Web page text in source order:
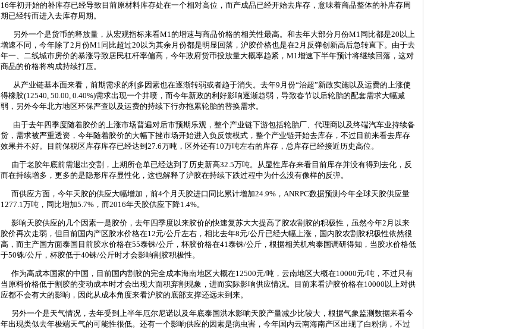
16年初开始的补库存已经导致目前原材料库存处在一个相对高位，而产成品已经开始去库存，意味着商品整体的补库存周
期已经转而进入去库存周期。
另外一个是货币的释放量，从宏观指标来看M1的增速与商品价格的相关性最高。和去年大部分月份M1同比都是20以上
增速不同，今年除了2月份M1同比超过20以为其余月份都是明显回落，沪胶价格也是在2月反弹创新高后急转直下。由于去
年一、二线城市房价的暴涨导致居民杠杆率偏高，今年政府货币投放量大概率趋紧，M1增速下半年预计将继续回落，这对
商品的价格将构成持续打压。
从产业链基本面来看，前期需求的利多因素也在逐渐转弱或者趋于消失。去年9月份“治超”新政实施以及运费的上涨使
得橡胶(12540, 50.00, 0.40%)需求出现一个井喷，而今年新政的利好影响逐渐趋弱，导致春节以后轮胎的配套需求大幅减
弱，另外今年北方地区环保严查以及运费的持续下行亦拖累轮胎的替换需求。
由于去年四季度随着胶价的上涨市场普遍对后市预期乐观，整个产业链下游包括轮胎厂、代理商以及终端汽车业持续备
货，需求被严重透资，今年随着胶价的大幅下挫市场开始进入负反馈模式，整个产业链开始去库存，不过目前来看去库存
效果并不好。目前保税区库存库存已经达到27.6万吨，区外还有10万吨左右的库存，总库存已经接近历史高位。
由于老胶年底前需退出交割，上期所仓单已经达到了历史新高32.5万吨。从显性库存来看目前库存并没有得到去化，反
而在持续增多，更多的是隐形库存显性化，这也解释了沪胶在持续下跌过程中为什么没有像样的反弹。
而供应方面，今年天胶的供应大幅增加，前4个月天胶进口同比累计增加24.9%，ANRPC数据预测今年全球天胶供应量
1277.1万吨，同比增加5.7%，而2016年天胶供应下降1.4%。
影响天胶供应的几个因素一是胶价，去年四季度以来胶价的快速复苏大大提高了胶农割胶的积极性，虽然今年2月以来
胶价再次走弱，但目前国内产区胶水价格在12元/公斤左右，相比去年8元/公斤已经大幅上涨，国内胶农割胶积极性依然很
高，而主产国方面泰国目前胶水价格在55泰铢/公斤，杯胶价格在41泰铢/公斤，根据相关机构泰国调研得知，当胶水价格低
于50铢/公斤，杯胶低于40铢/公斤时才会影响割胶积极性。
作为高成本国家的中国，目前国内割胶的完全成本海南地区大概在12500元/吨，云南地区大概在10000元/吨，不过只有
当原料价格低于割胶的变动成本时才会出现大面积弃割现象，进而实际影响供应情况。目前来看沪胶价格在10000以上对供
应都不会有大的影响，因此从成本角度来看沪胶的底部支撑还远未到来。
另外一个是天气情况，去年受到上半年厄尔尼诺以及年底泰国洪水影响天胶产量减少比较大，根据气象监测数据来看今
年出现类似去年极端天气的可能性很低。还有一个影响供应的因素是病虫害，今年国内云南海南产区出现了白粉病，不过